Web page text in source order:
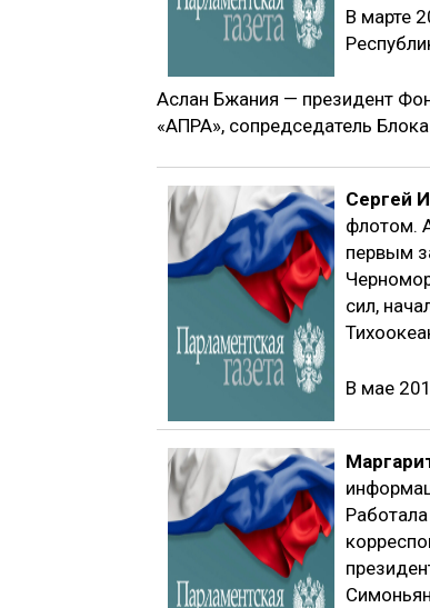
В марте
Аслан Бжания — президент
«АПРА», сопредседатель
Сергей
флотом.
первым
сил,
В мае